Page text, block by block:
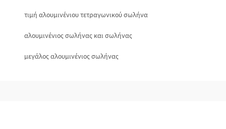
τιμή αλουμινένιου τετραγωνικού σωλήνα
αλουμινένιος σωλήνας και σωλήνας
μεγάλος αλουμινένιος σωλήνας